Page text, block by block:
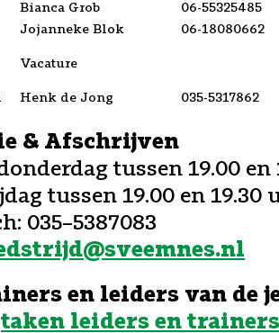
Bianca Grob
Jojanneke Blok
06-55325485
06-18080662
Vacature
Henk de Jong 035-5317862
& Afschrijven
tussen 19.00 en
tussen 19.00 en 19.30
035–5387083
en leiders van de
taken leiders en trainers